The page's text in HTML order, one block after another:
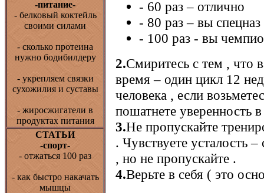
-питание-
-белковый коктейль
своими силами
- сколько протеина
нужно бодибилдеру
-укрепляем связки
сухожилия и суставы
- жиросжигатели в
продуктах питания
СТАТЬИ
-спорт-
- отжаться 100 раз
-как быстро накачать
мышцы
- 60 раз – отлично
- 80 раз – вы спецназ
- 100 раз - вы
2.Смиритесь с тем , что
время – один цикл 12
человека , если
пошатнете уверенность
3.Не пропускайте
. Чувствуете усталость
, но не пропускайте .
4.Верьте в себя ( это